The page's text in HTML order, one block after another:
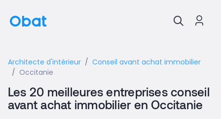
Architecte d'intérieur
Conseil avant achat immobilier
Occitanie
Les 20 meilleures entreprises conseil
avant achat immobilier en Occitanie